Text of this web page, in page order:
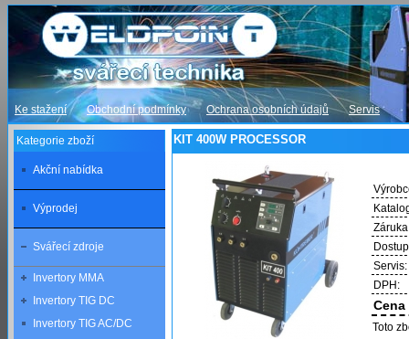
KIT 400W PROCESSOR
Ke stažení Obchodní podmínky Ochrana osobních údajů Servis
Servis:
DPH:
Toto
Kategorie zboží
Akční nabídka
Výprodej
Svářecí zdroje
Invertory MMA
Invertory TIG DC
Invertory TIG AC/DC